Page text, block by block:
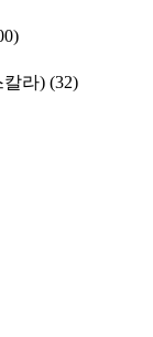
칼라) (32)